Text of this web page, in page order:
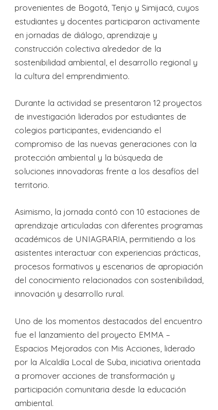
provenientes de Bogotá, Tenjo y Simijacá, cuyos
estudiantes y docentes participaron activamente
en jornadas de diálogo, aprendizaje y
construcción colectiva alrededor de la
sostenibilidad ambiental, el desarrollo regional y
la cultura del emprendimiento.
Durante la actividad se presentaron 12 proyectos
de investigación liderados por estudiantes de
colegios participantes, evidenciando el
compromiso de las nuevas generaciones con la
protección ambiental y la búsqueda de
soluciones innovadoras frente a los desafíos del
territorio.
Asimismo, la jornada contó con 10 estaciones de
aprendizaje articuladas con diferentes programas
académicos de UNIAGRARIA, permitiendo a los
asistentes interactuar con experiencias prácticas,
procesos formativos y escenarios de apropiación
del conocimiento relacionados con sostenibilidad,
innovación y desarrollo rural.
Uno de los momentos destacados del encuentro
fue el lanzamiento del proyecto EMMA –
Espacios Mejorados con Mis Acciones, liderado
por la Alcaldía Local de Suba, iniciativa orientada
a promover acciones de transformación y
participación comunitaria desde la educación
ambiental.